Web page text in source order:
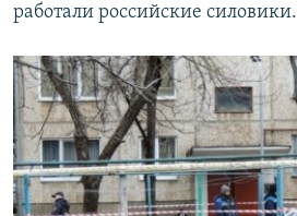
работали российские силовики.